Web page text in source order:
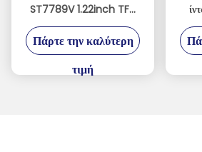
ST7789V 1.22inch TFT
LCD RoHS 65K
Πάρτε την καλύτερη
τιμή